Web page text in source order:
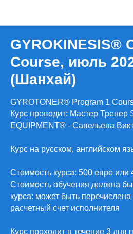
GYROKINESIS®
Course, июль
(Шанхай)
GYROTONER® Program 1
Курс проводит: Мастер Тренер
EQUIPMENT® - Савельева
Курс на русском, английском
Стоимость курса: 500 евро или
Стоимость обучения должна
курса: может быть
расчетный счет исполнителя
Курс проходит в течение 3 дня